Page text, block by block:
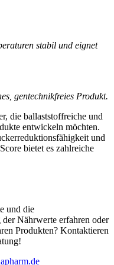
stabil und eignet
gentechnikfreies Produkt.
die ballaststoffreiche und
entwickeln möchten.
und
bietet es zahlreiche
und die
Nährwerte erfahren oder
Produkten? Kontaktieren